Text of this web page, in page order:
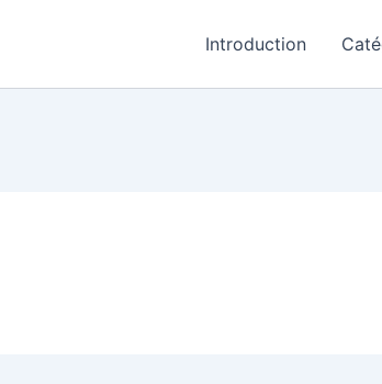
Introduction